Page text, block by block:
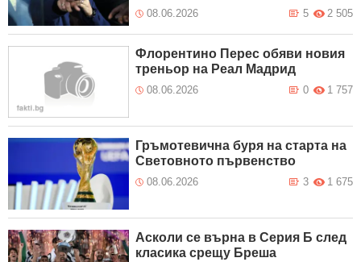
08.06.2026 2 505
5
Флорентино Перес обяви новия
треньор на Реал Мадрид
08.06.2026 1 757
0
Гръмотевична буря на старта на
Световното първенство
08.06.2026 1 675
3
Асколи се върна в Серия Б след
класика срещу Бреша